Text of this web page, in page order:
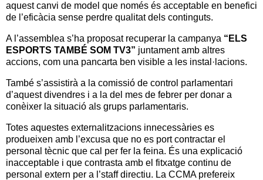
aquest canvi de model que només és acceptable en benefici
de l’eficàcia sense perdre qualitat dels continguts.
A l’assemblea s’ha proposat recuperar la campanya “ELS
ESPORTS TAMBÉ SOM TV3” juntament amb altres
accions, com una pancarta ben visible a les instal·lacions.
També s’assistirà a la comissió de control parlamentari
d’aquest divendres i a la del mes de febrer per donar a
conèixer la situació als grups parlamentaris.
Totes aquestes externalitzacions innecessàries es
produeixen amb l’excusa que no es port contractar el
personal tècnic que cal per fer la feina. És una explicació
inacceptable i que contrasta amb el fitxatge continu de
personal extern per a l’staff directiu. La CCMA prefereix